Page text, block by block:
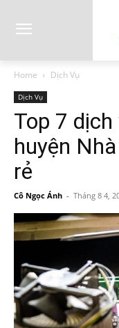
Home Dịch Vụ
Dịch Vụ
Top 7
huyện
rẻ
Cô Ngọc Ánh - Tháng 8 4,